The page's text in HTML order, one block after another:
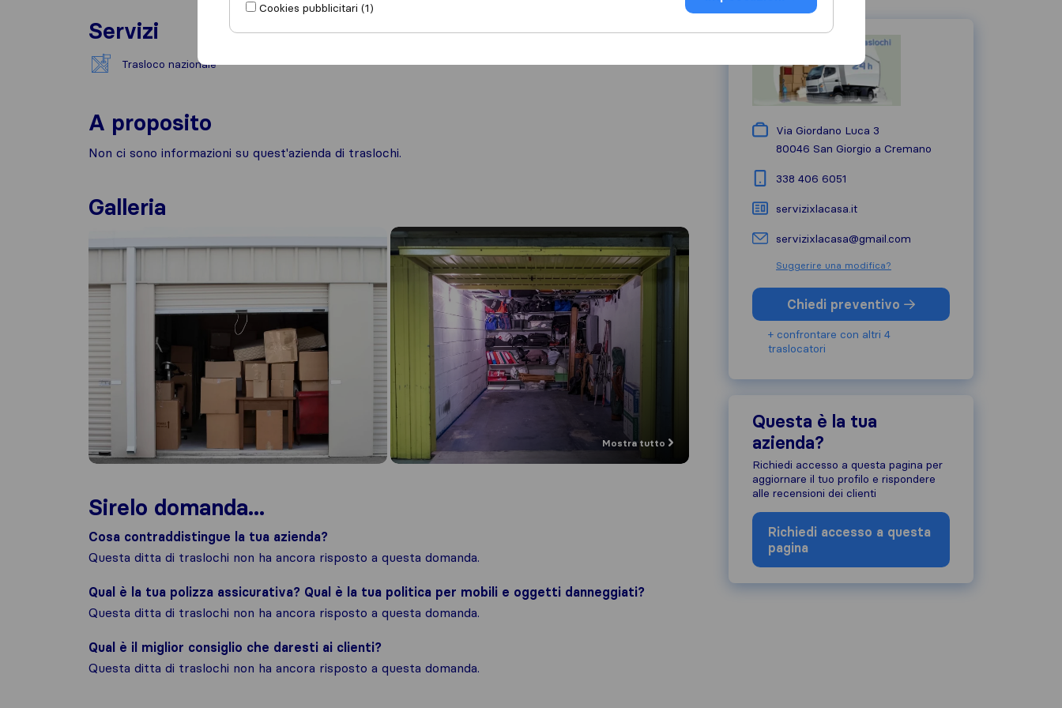
Servizi
Trasloco nazionale
A proposito
Non ci sono informazioni su quest'azienda di traslochi.
Galleria
Mostra tutto
Sirelo domanda...
Cosa contraddistingue la tua azienda?
Questa ditta di traslochi non ha ancora risposto a questa domanda.
Qual è la tua polizza assicurativa? Qual è la tua politica per mobili e oggetti danneggiati?
Questa ditta di traslochi non ha ancora risposto a questa domanda.
Qual è il miglior consiglio che daresti ai clienti?
Questa ditta di traslochi non ha ancora risposto a questa domanda.
Via Giordano Luca 3
80046 San Giorgio a Cremano
338 406 6051
servizixlacasa.it
servizixlacasa@gmail.com
Suggerire una modifica?
Chiedi preventivo
+ confrontare con altri 4
traslocatori
Questa è la tua
azienda?
Richiedi accesso a questa pagina per
aggiornare il tuo profilo e rispondere
alle recensioni dei clienti
Richiedi accesso a questa
pagina
Cookies pubblicitari (1)